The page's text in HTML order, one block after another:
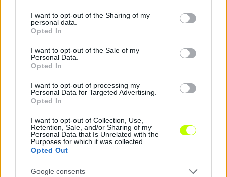
not limited to your visit or usage behaviour. You may click to
grant or deny consent to Google and its third-party tags to
use your data for below specified purposes in below Google
consent section.
I want to opt-out of the Sharing of my
personal data.
Opted In
I want to opt-out of the Sale of my
Personal Data.
Opted In
I want to opt-out of processing my
Personal Data for Targeted Advertising.
Opted In
I want to opt-out of Collection, Use,
Retention, Sale, and/or Sharing of my
Personal Data that Is Unrelated with the
Purposes for which it was collected.
Opted Out
Google consents
Pécsi Ármin nem utazik a Liverpool amerikai túrájára, mert közel áll
ahhoz, hogy kölcsönbe az osztrák Hartberghez kerüljön.
Hírek